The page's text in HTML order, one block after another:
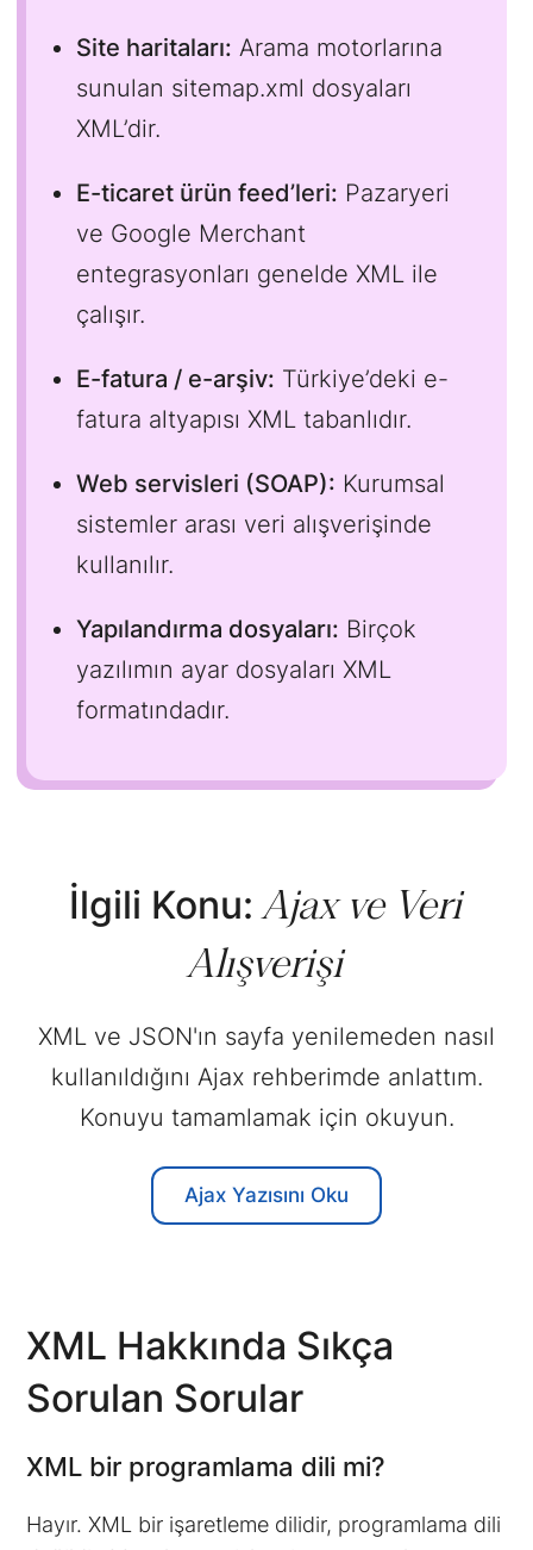
Site haritaları: Arama motorlarına
sunulan sitemap.xml dosyaları
XML’dir.
E-ticaret ürün feed’leri: Pazaryeri
ve Google Merchant
entegrasyonları genelde XML ile
çalışır.
E-fatura / e-arşiv: Türkiye’deki e-
fatura altyapısı XML tabanlıdır.
Web servisleri (SOAP): Kurumsal
sistemler arası veri alışverişinde
kullanılır.
Yapılandırma dosyaları: Birçok
yazılımın ayar dosyaları XML
formatındadır.
İlgili Konu: Ajax ve Veri
Alışverişi
XML ve JSON'ın sayfa yenilemeden nasıl
kullanıldığını Ajax rehberimde anlattım.
Konuyu tamamlamak için okuyun.
Ajax Yazısını Oku
XML Hakkında Sıkça
Sorulan Sorular
XML bir programlama dili mi?
Hayır. XML bir işaretleme dilidir, programlama dili